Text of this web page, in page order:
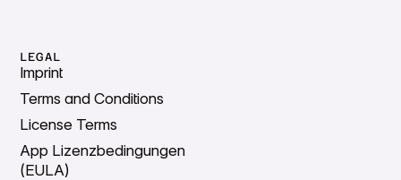
LEGAL
Imprint
Terms and Conditions
License Terms
App Lizenzbedingungen
(EULA)